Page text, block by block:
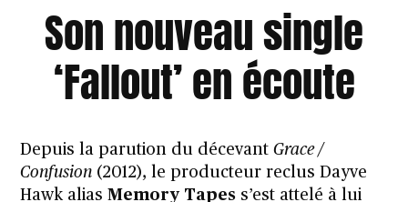
Son nouveau single
‘Fallout’ en écoute
Depuis la parution du décevantGrace /
Confusion (2012), le producteur reclus Dayve
Hawk aliasMemory Tapes s’est attelé à lui